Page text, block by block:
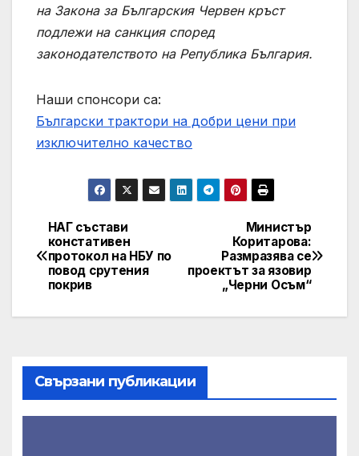
на Закона за Българския Червен кръст
подлежи на санкция според
законодателството на Република България.
Наши спонсори са:
Български трактори на добри цени при
изключително качество
Post
navigation
Министър
Коритарова:
Размразява се
проектът за язовир
„Черни Осъм“
НАГ състави
констативен
протокол на НБУ по
повод срутения
покрив
Свързани публикации